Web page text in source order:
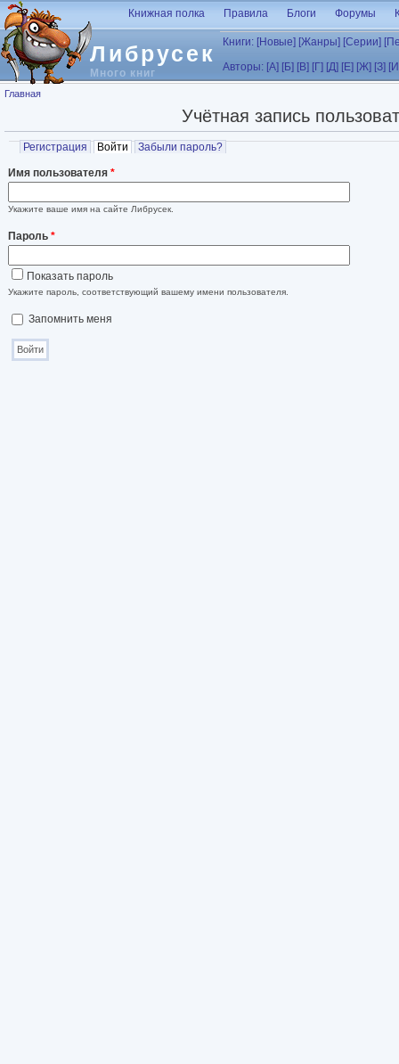
Перейти к основному содержанию
Либрусек
Много книг
Книжная полка Правила Блоги Форумы
Книги: [Новые] [Жанры] [Серии]
Авторы: [А] [Б] [В] [Г] [Д] [Е] [Ж] [З]
Вы здесь
Главная
Учётная запись
Главные вкладки
Регистрация Войти (активная вкладка)
Забыли пароль?
Имя пользователя *
Укажите ваше имя на сайте Либрусек.
Пароль *
Показать пароль
Укажите пароль, соответствующий вашему имени пользователя.
Запомнить меня